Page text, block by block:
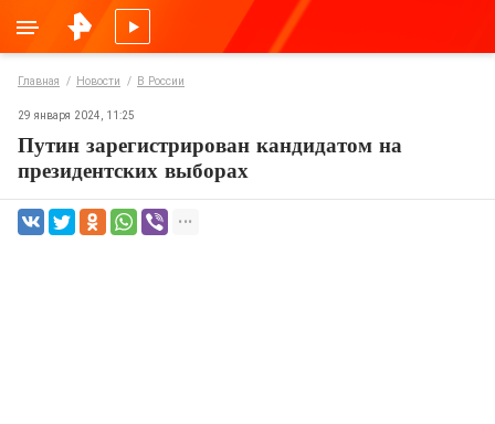
Главная Новости В России
29 января 2024, 11:25
Путин зарегистрирован кандидатом на
президентских выборах